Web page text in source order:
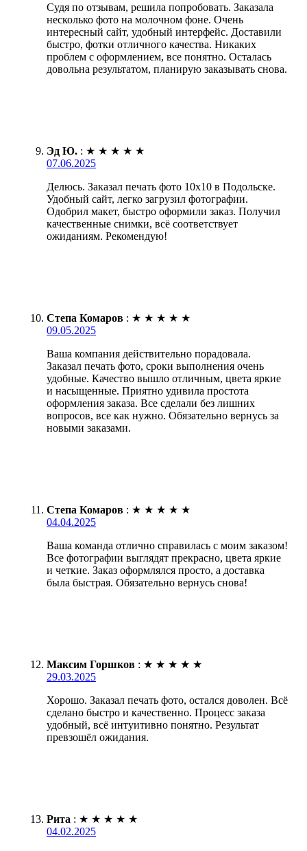
Судя по отзывам, решила попробовать. Заказала
несколько фото на молочном фоне. Очень
интересный сайт, удобный интерфейс. Доставили
быстро, фотки отличного качества. Никаких
проблем с оформлением, все понятно. Осталась
довольна результатом, планирую заказывать снова.
Эд Ю. : ★ ★ ★ ★ ★
07.06.2025
Делюсь. Заказал печать фото 10х10 в Подольске.
Удобный сайт, легко загрузил фотографии.
Одобрил макет, быстро оформили заказ. Получил
качественные снимки, всё соответствует
ожиданиям. Рекомендую!
Степа Комаров : ★ ★ ★ ★ ★
09.05.2025
Ваша компания действительно порадовала.
Заказал печать фото, сроки выполнения очень
удобные. Качество вышло отличным, цвета яркие
и насыщенные. Приятно удивила простота
оформления заказа. Все сделали без лишних
вопросов, все как нужно. Обязательно вернусь за
новыми заказами.
Степа Комаров : ★ ★ ★ ★ ★
04.04.2025
Ваша команда отлично справилась с моим заказом!
Все фотографии выглядят прекрасно, цвета яркие
и четкие. Заказ оформлялся просто, а доставка
была быстрая. Обязательно вернусь снова!
Максим Горшков : ★ ★ ★ ★ ★
29.03.2025
Хорошо. Заказал печать фото, остался доволен. Всё
сделано быстро и качественно. Процесс заказа
удобный, всё интуитивно понятно. Результат
превзошёл ожидания.
Рита : ★ ★ ★ ★ ★
04.02.2025